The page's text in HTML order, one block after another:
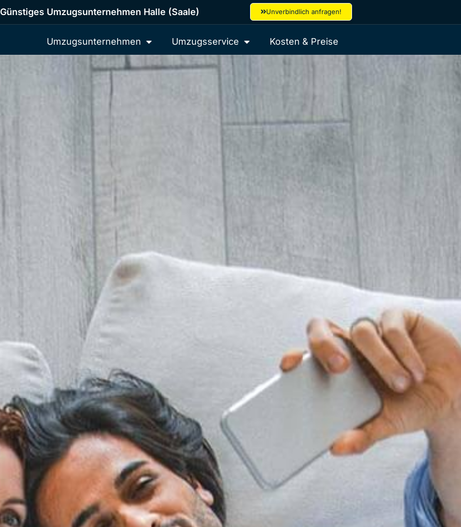
Günstiges Umzugsunternehmen Halle (Saale) Unverbindlich anfragen!
Umzugsunternehmen Umzugsservice Kosten & Preise